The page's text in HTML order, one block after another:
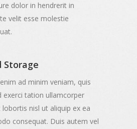
dolor in hendrerit in
velit esse molestie
Storage
ad minim veniam, quis
exerci tation ullamcorper
lobortis nisl ut aliquip ex ea
consequat. Duis autem vel